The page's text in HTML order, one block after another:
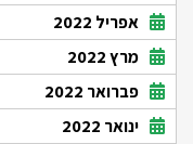
אפריל 2022
מרץ 2022
פברואר 2022
ינואר 2022